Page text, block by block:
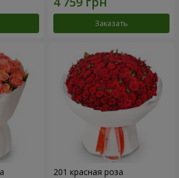
Заказать
201 красная роза